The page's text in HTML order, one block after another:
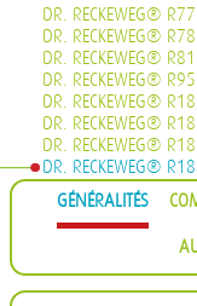
DR. RECKEWEG®
DR. RECKEWEG®
DR. RECKEWEG®
DR. RECKEWEG®
DR. RECKEWEG®
DR. RECKEWEG®
DR. RECKEWEG®
DR. RECKEWEG®
DR. RECKEWEG®
DR. RECKEWEG®
DR. RECKEWEG®
GÉNÉRALITÉS